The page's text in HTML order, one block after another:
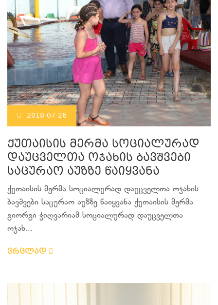
2018-07-26
ქუთაისის მერმა სოციალურად
დაუცველთა ოჯახის ბავშვები
საცურაო აუზზე წაიყვანა
ქუთაისის მერმა სოციალურად დაუცველთა ოჯახის
ბავშვები საცურაო აუზზე წაიყვანა ქუთაისის მერმა
გიორგი ჭიღვარიამ სოციალურად დაუცველთა
ოჯახ...
ვრცლად